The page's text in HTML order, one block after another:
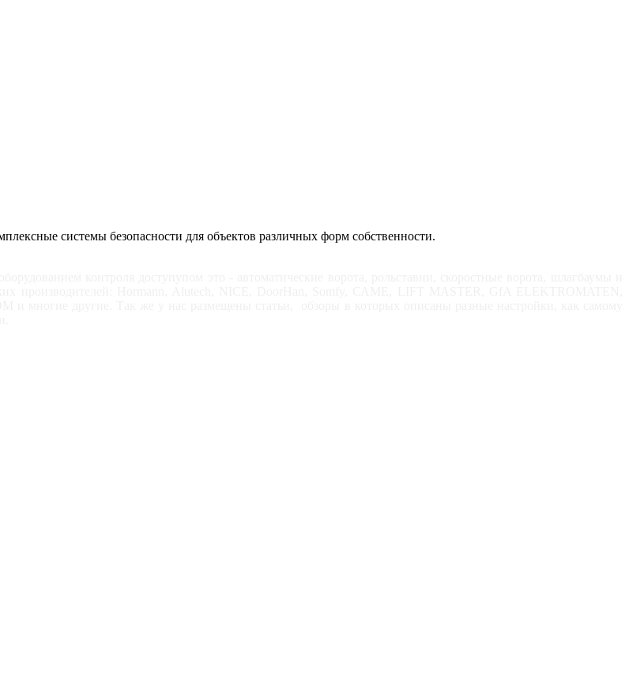
системы безопасности для объектов различных форм собственности.